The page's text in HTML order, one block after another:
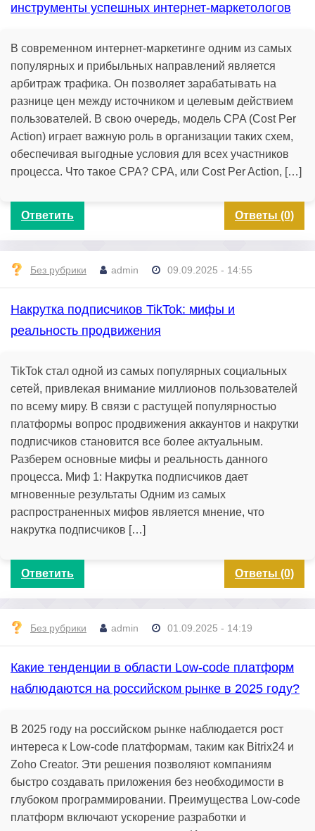
инструменты успешных интернет-маркетологов
В современном интернет-маркетинге одним из самых
популярных и прибыльных направлений является
арбитраж трафика. Он позволяет зарабатывать на
разнице цен между источником и целевым действием
пользователей. В свою очередь, модель CPA (Cost Per
Action) играет важную роль в организации таких схем,
обеспечивая выгодные условия для всех участников
процесса. Что такое СРА? CPA, или Cost Per Action, […]
Ответить Ответы (0)
Без рубрики admin 09.09.2025 - 14:55
Накрутка подписчиков TikTok: мифы и
реальность продвижения
TikTok стал одной из самых популярных социальных
сетей, привлекая внимание миллионов пользователей
по всему миру. В связи с растущей популярностью
платформы вопрос продвижения аккаунтов и накрутки
подписчиков становится все более актуальным.
Разберем основные мифы и реальность данного
процесса. Миф 1: Накрутка подписчиков дает
мгновенные результаты Одним из самых
распространенных мифов является мнение, что
накрутка подписчиков […]
Ответить Ответы (0)
Без рубрики admin 01.09.2025 - 14:19
Какие тенденции в области Low-code платформ
наблюдаются на российском рынке в 2025 году?
В 2025 году на российском рынке наблюдается рост
интереса к Low-code платформам, таким как Bitrix24 и
Zoho Creator. Эти решения позволяют компаниям
быстро создавать приложения без необходимости в
глубоком программировании. Преимущества Low-code
платформ включают ускорение разработки и